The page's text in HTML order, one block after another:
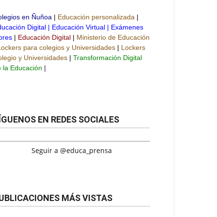
en Ñuñoa | Educación personalizada |
Digital | Educación Virtual | Exámenes
| Educación Digital | Ministerio de Educación
para colegios y Universidades | Lockers
y Universidades | Transformación Digital
la Educación |
EN REDES SOCIALES
Seguir a @educa_prensa
MÁS VISTAS